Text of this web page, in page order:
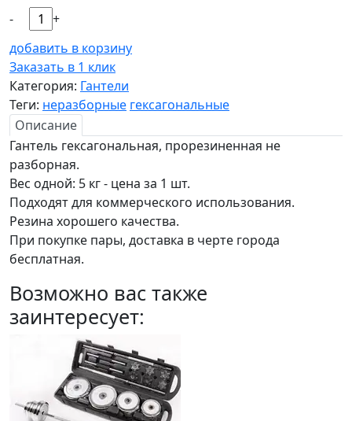
-
+
добавить в корзину
Заказать в 1 клик
Категория: Гантели
Теги: неразборные гексагональные
Описание
Гантель гексагональная, прорезиненная не
разборная.
Вес одной: 5 кг - цена за 1 шт.
Подходят для коммерческого использования.
Резина хорошего качества.
При покупке пары, доставка в черте города
бесплатная.
Возможно вас также
заинтересует: